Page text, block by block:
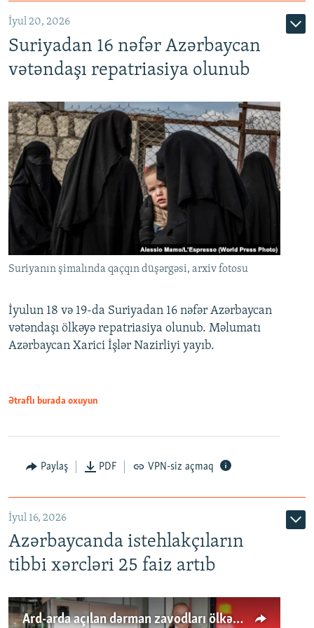
Auto
İyul 20, 2026
Suriyadan 16 nəfər Azərbaycan
vətəndaşı repatriasiya olunub
Suriyanın şimalında qaçqın düşərgəsi, arxiv fotosu
İyulun 18 və 19-da Suriyadan 16 nəfər Azərbaycan
vətəndaşı ölkəyə repatriasiya olunub. Məlumatı
Azərbaycan Xarici İşlər Nazirliyi yayıb.
Ətraflı burada oxuyun
Paylaş PDF VPN-siz açmaq
İyul 16, 2026
Azərbaycanda istehlakçıların
tibbi xərcləri 25 faiz artıb
Ard-arda açılan dərman zavodları ölkənin tələbatını ödəyirmi?